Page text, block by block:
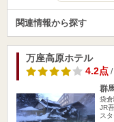
関連情報から探す
万座高原ホテル
4.2点/
群
袋
JR
ス